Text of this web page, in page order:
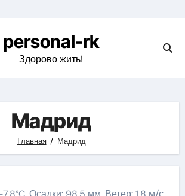
personal-rk
Здорово жить!
Мадрид
Главная Мадрид